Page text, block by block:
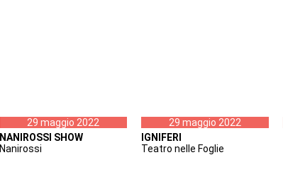
29 maggio 2022
NANIROSSI SHOW
Nanirossi
29 maggio 2022
IGNIFERI
Teatro nelle Foglie